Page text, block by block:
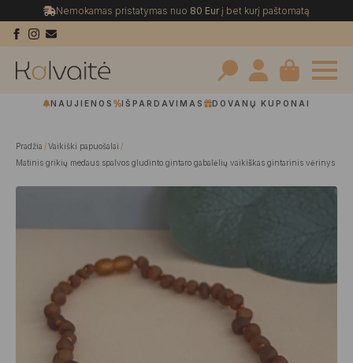
Nemokamas pristatymas nuo 80 Eurį bet kurį paštomatą
Search
NAUJIENOS IŠPARDAVIMAS DOVANŲ KUPONAI
Pradžia
Vaikiški papuošalai
Matinis grikių medaus spalvos gludinto gintaro gabalėlių vaikiškas gintarinis vėrinys